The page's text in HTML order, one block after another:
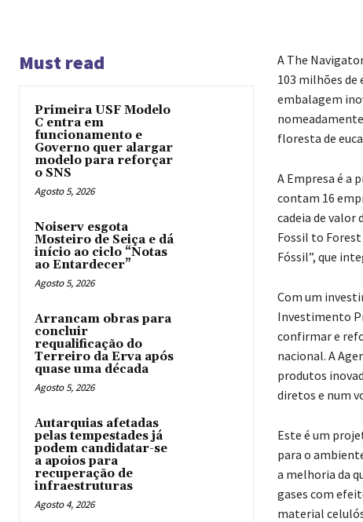
Must read
Primeira USF Modelo
C entra em
funcionamento e
Governo quer alargar
modelo para reforçar
o SNS
Agosto 5, 2026
Noiserv esgota
Mosteiro de Seiça e dá
início ao ciclo “Notas
ao Entardecer”
Agosto 5, 2026
Arrancam obras para
concluir
requalificação do
Terreiro da Erva após
quase uma década
Agosto 5, 2026
Autarquias afetadas
pelas tempestades já
podem candidatar-se
a apoios para
recuperação de
infraestruturas
Agosto 4, 2026
A The
103 milhões
embalagem
floresta de
A Empresa é a
contam 16
cadeia de valor
Fossil to
Fóssil”, que
Com um
Investimento
confirmar e
nacional. A
produtos
diretos e num
Este é um
para o
a melhoria da
gases com
material